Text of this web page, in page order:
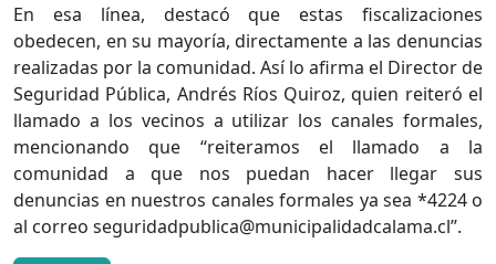
En esa línea, destacó que estas fiscalizaciones
obedecen, en su mayoría, directamente a las denuncias
realizadas por la comunidad. Así lo afirma el Director de
Seguridad Pública, Andrés Ríos Quiroz, quien reiteró el
llamado a los vecinos a utilizar los canales formales,
mencionando que ‘‘reiteramos el llamado a la
comunidad a que nos puedan hacer llegar sus
denuncias en nuestros canales formales ya sea *4224 o
al correo seguridadpublica@municipalidadcalama.cl’’.